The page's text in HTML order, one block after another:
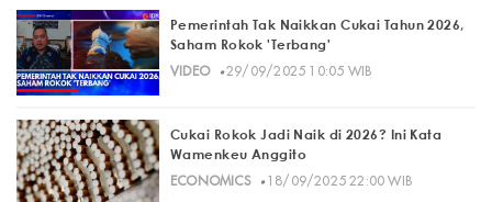
Pemerintah Tak Naikkan Cukai Tahun 2026,
Saham Rokok 'Terbang'
VIDEO· 29/09/2025 10:05 WIB
Cukai Rokok Jadi Naik di 2026? Ini Kata
Wamenkeu Anggito
ECONOMICS· 18/09/2025 22:00 WIB